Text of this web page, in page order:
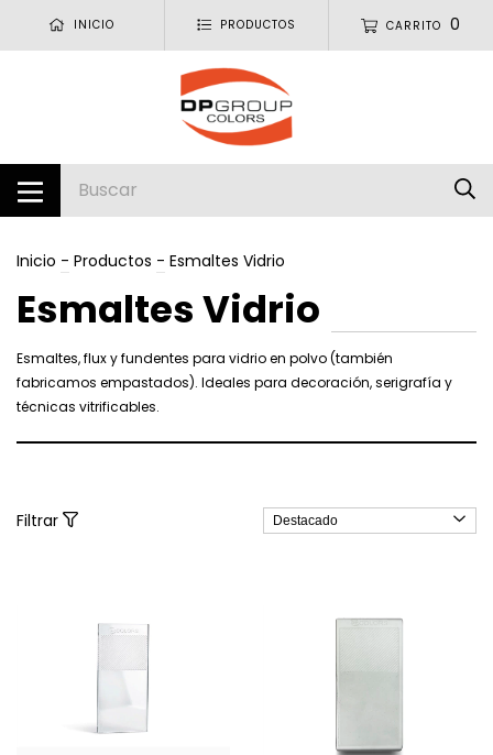
INICIO PRODUCTOS CARRITO 0
Inicio - Productos - Esmaltes Vidrio
Esmaltes Vidrio
Esmaltes, flux y fundentes para vidrio en polvo (también
fabricamos empastados). Ideales para decoración, serigrafía y
técnicas vitrificables.
Filtrar